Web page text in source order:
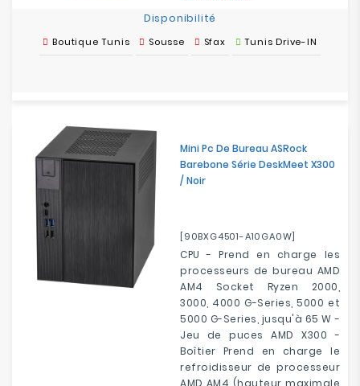
Disponibilité
Boutique Tunis Sousse Sfax Tunis Drive-IN
Mini Pc De Bureau ASRock
Barebone Série DeskMeet X300
/ Noir
[90BXG4501-A10GA0W]
CPU - Prend en charge les
processeurs de bureau AMD
AM4 Socket Ryzen 2000,
3000, 4000 G-Series, 5000 et
5000 G-Series, jusqu'à 65 W -
Jeu de puces AMD X300 -
Boîtier Prend en charge le
refroidisseur de processeur
AMD AM4 (hauteur maximale